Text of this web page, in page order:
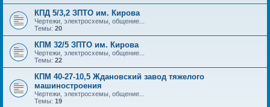
КПД 5/3,2 ЗПТО им. Кирова
Чертежи, электросхемы, общение...
Темы: 20
КПМ 32/5 ЗПТО им. Кирова
Чертежи, электросхемы, общение...
Темы: 22
КПМ 40-27-10,5 Ждановский завод тяжелого
машиностроения
Чертежи, электросхемы, общение...
Темы: 19